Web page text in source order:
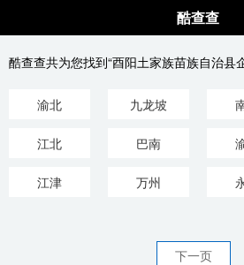
酷查查
酷查查共为您找到“酉阳土家族苗族自治县
渝北 九龙坡
江北 巴南
江津 万州
下一页